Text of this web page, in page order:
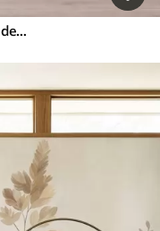
Peintures murales Des montagnes et des branches de magnolia roses en fleurs, un paysage riche en textures